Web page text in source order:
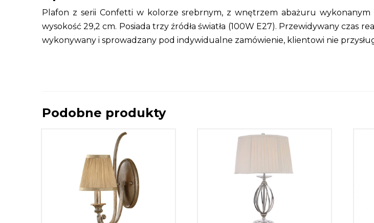
Plafon z serii Confetti w kolorze srebrnym, z wnętrzem abażuru
wysokość 29,2 cm. Posiada trzy źródła światła (100W E27). Przewidywany czas
wykonywany i sprowadzany pod indywidualne zamówienie, klientowi nie
Podobne produkty